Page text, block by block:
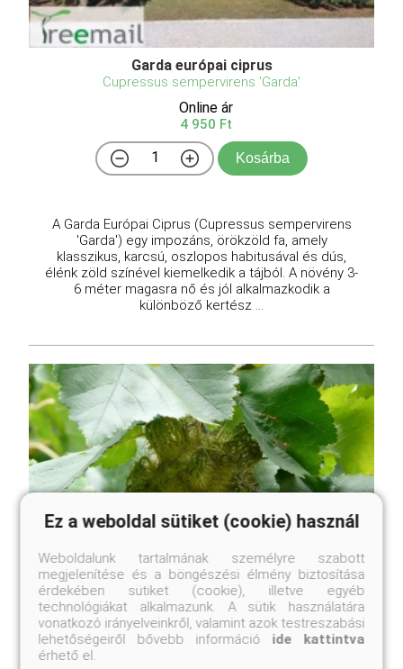
Garda európai ciprus
Cupressus sempervirens 'Garda'
Online ár
4 950 Ft
Kosárba
A Garda Európai Ciprus (Cupressus sempervirens
'Garda') egy impozáns, örökzöld fa, amely
klasszikus, karcsú, oszlopos habitusával és dús,
élénk zöld színével kiemelkedik a tájból. A növény 3-
6 méter magasra nő és jól alkalmazkodik a
különböző kertész ...
Törökmogyoró
Ez a weboldal sütiket (cookie) használ
Weboldalunk tartalmának személyre szabott
megjelenítése és a böngészési élmény biztosítása
érdekében sütiket (cookie), illetve egyéb
technológiákat alkalmazunk. A sütik használatára
vonatkozó irányelveinkről, valamint azok testreszabási
lehetőségeiről bővebb információ ide kattintva
érhető el.